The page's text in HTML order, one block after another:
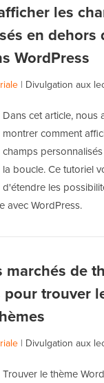
les
en dehors
WordPress
| Divulgation aux
Dans cet article, nous
montrer comment
champs
la boucle. Ce tutoriel
d'étendre les
avec WordPress.
de
pour trouver
| Divulgation aux
Trouver le thème